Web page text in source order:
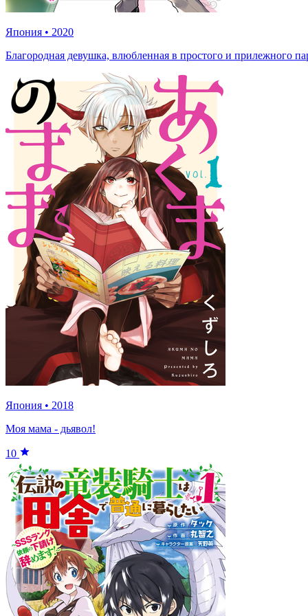
Япония • 2020
Благородная девушка, влюбленная в простого и прилежного
Япония • 2018
Моя мама - дьявол!
10